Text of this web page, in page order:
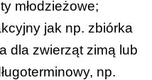
młodzieżowe;
jak np. zbiórka
dla zwierząt zimą lub
np.